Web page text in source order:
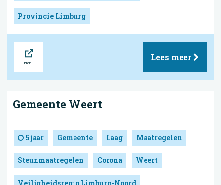
Provincie Limburg
Lees meer
Gemeente Weert
5 jaar Gemeente Laag Maatregelen
Steunmaatregelen Corona Weert
Veiligheidsregio Limburg-Noord